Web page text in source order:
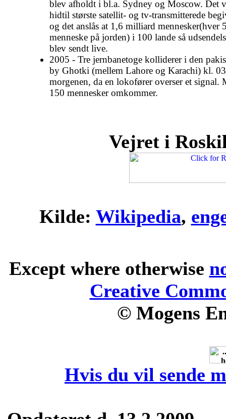
blev afholdt i bl.a. Sydney og Moscow. Det
hidtil største satellit- og tv-transmitterede
og det anslås at 1,6 milliard mennesker(hver
menneske på jorden) i 100 lande så
blev sendt live.
2005 - Tre jernbanetoge kolliderer i den
by Ghotki (mellem Lahore og Karachi) kl.
morgenen, da en lokofører overser et signal.
150 mennesker omkommer.
Vejret i
Kilde: Wikipedia,
Except where otherwise
Creative
© Mogens
Hvis du vil sende